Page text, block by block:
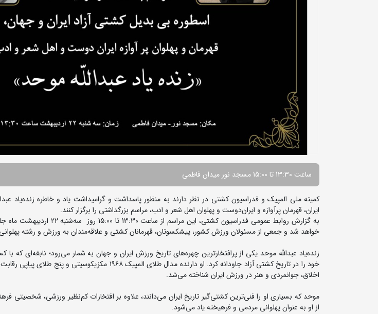
ساعت 13:30 تا 15:00 مسجد نور میدان فاطمی
کمیته ملی المپیک و فدراسیون کشتی در نظر دارند به منظور پاسداشت و گرامیداشت یاد و خاطره زنده‌یاد
ایران، قهرمان پرآوازه و ایران‌دوست و پهلوان اهل شعر و ادب، مراسم بزرگداشتی را برگزار کنند.
به گزارش روابط عمومی فدراسیون کشتی،
خواهد شد و جمعی از مسئولان ورزش کشور، پیشکسوتان، قهرمانان کشتی و علاقه‌مندان به ورزش و رشته
خود را در تاریخ کشتی آزاد جاودانه کرد. او دارنده مدال طلای المپیک
اخلاق، جوانمردی و هنر در ورزش ایران شناخته می‌شد.
موحد که بسیاری او را فنی‌ترین کشتی‌گیر تاریخ ایران می‌دانند، علاوه بر افتخارات کم‌نظیر ورزشی، شخصیتی
از او به عنوان پهلوانی مردمی و فرهیخته یاد می‌شود.